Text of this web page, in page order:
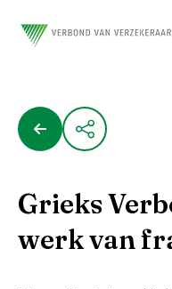
Grieks
werk van